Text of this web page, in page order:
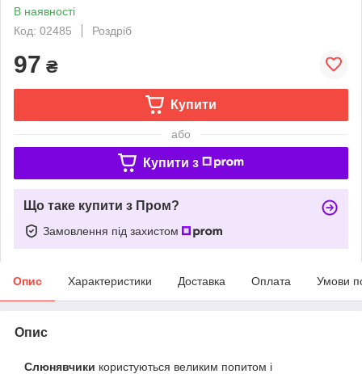
В наявності
Код: 02485
Роздріб
97 ₴
Купити
або
Купити з
Що таке купити з Пром?
Замовлення під захистом
Опис Характеристики Доставка Оплата Умови
Опис
Слюнявчики користуються великим попитом і